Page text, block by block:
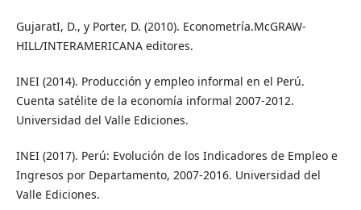
GujaratI, D., y Porter, D. (2010). Econometría.McGRAW-
HILL/INTERAMERICANA editores.
INEI (2014). Producción y empleo informal en el Perú.
Cuenta satélite de la economía informal 2007-2012.
Universidad del Valle Ediciones.
INEI (2017). Perú: Evolución de los Indicadores de Empleo e
Ingresos por Departamento, 2007-2016. Universidad del
Valle Ediciones.